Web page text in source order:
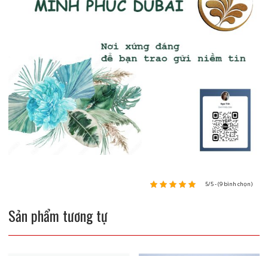
5/5 - (9 bình chọn)
Sản phẩm tương tự